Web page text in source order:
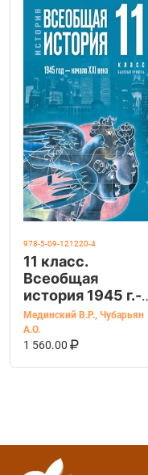
978-5-09-121220-4
11 класс.
Всеобщая
история 1945 г.-
начало XXI в.
(базовый
уровень)
(Мединский В.Р.,
Мединский В.Р., Чубарьян
А.О.
1 560.00
В КОРЗИНУ